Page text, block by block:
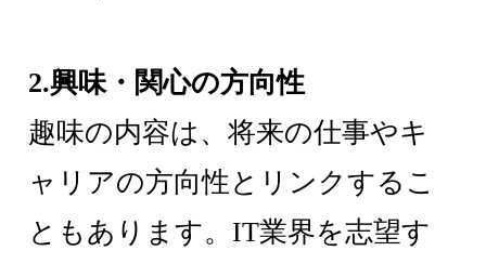
2.興味・関心の方向性
趣味の内容は、将来の仕事やキ
ャリアの方向性とリンクするこ
ともあります。IT業界を志望す